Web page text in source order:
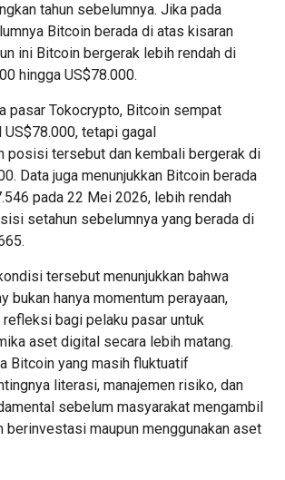
tahun sebelumnya. Jika pada
Bitcoin berada di atas kisaran
ini Bitcoin bergerak lebih rendah di
hingga US$78.000.
pasar Tokocrypto, Bitcoin sempat
tetapi gagal
posisi tersebut dan kembali bergerak di
Data juga menunjukkan Bitcoin berada
pada 22 Mei 2026, lebih rendah
setahun sebelumnya yang berada di
tersebut menunjukkan bahwa
bukan hanya momentum perayaan,
refleksi bagi pelaku pasar untuk
aset digital secara lebih matang.
Bitcoin yang masih fluktuatif
literasi, manajemen risiko, dan
sebelum masyarakat mengambil
berinvestasi maupun menggunakan aset